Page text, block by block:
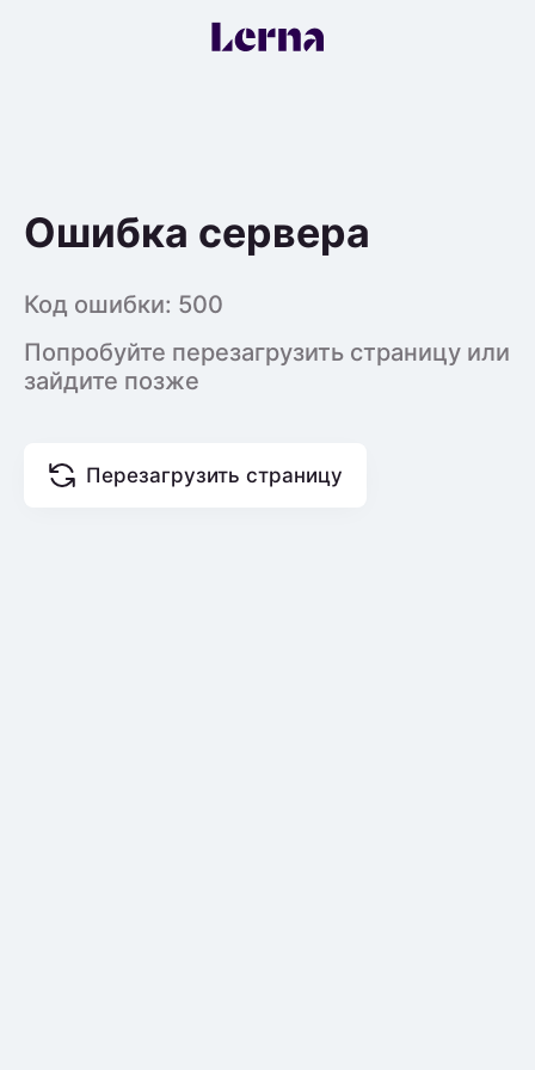
Ошибка сервера
Код ошибки: 500
Попробуйте перезагрузить страницу или
зайдите позже
Перезагрузить страницу